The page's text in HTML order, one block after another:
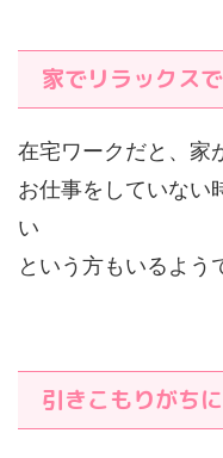
家でリラックス
在宅ワークだと、家
お仕事をしていない
い
という方もいるよう
引きこもりがち